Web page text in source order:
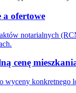
a ofertowe
notarialnych
cenę
wyceny